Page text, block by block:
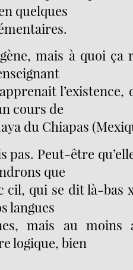
quelques
mais à quoi ça
l’existence,
cours de
du Chiapas
pas. Peut-être
que
qui se dit là-bas
langues
mais au moins
logique, bien